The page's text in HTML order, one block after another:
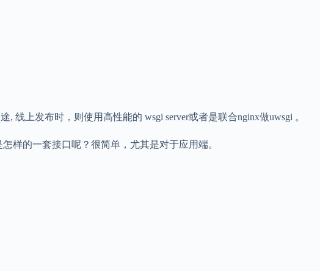
, 线上发布时，则使用高性能的 wsgi server或者是联合nginx做uwsgi 。
样的一套接口呢？很简单，尤其是对于应用端。